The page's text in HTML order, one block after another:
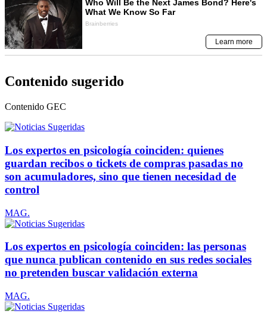
Contenido sugerido
Contenido GEC
Los expertos en psicología coinciden: quienes
guardan recibos o tickets de compras pasadas no
son acumuladores, sino que tienen necesidad de
control
MAG.
Los expertos en psicología coinciden: las personas
que nunca publican contenido en sus redes sociales
no pretenden buscar validación externa
MAG.